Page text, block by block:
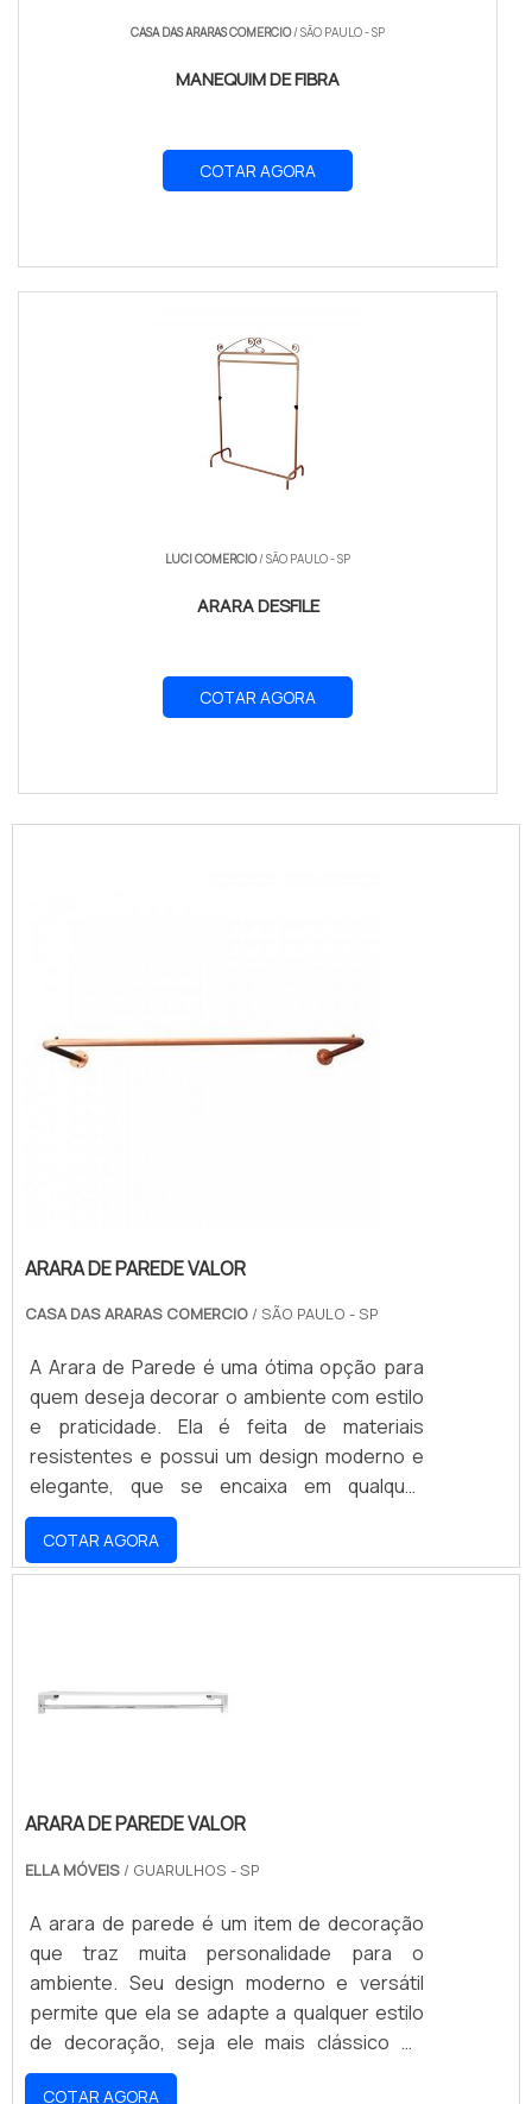
CASA DAS ARARAS COMERCIO/ SÃO PAULO - SP
MANEQUIM DE FIBRA
COTAR AGORA
LUCI COMERCIO/ SÃO PAULO - SP
ARARA DESFILE
COTAR AGORA
ARARA DE PAREDE VALOR
CASA DAS ARARAS COMERCIO / SÃO PAULO - SP
A Arara de Parede é uma ótima opção para
quem deseja decorar o ambiente com estilo
e praticidade. Ela é feita de materiais
resistentes e possui um design moderno e
elegante, que se encaixa em qualquer
decoração. Além disso, a Arara de Parede é
extremamente versátil, pois pode ser usada
para pendurar roupas, toalhas, acessórios e
ter um produto de qualidade.
COTAR AGORA
ARARA DE PAREDE VALOR
ELLA MÓVEIS / GUARULHOS - SP
A arara de parede é um item de decoração
que traz muita personalidade para o
ambiente. Seu design moderno e versátil
permite que ela se adapte a qualquer estilo
de decoração, seja ele mais clássico ou
contemporâneo. Além disso, ela é uma ótima
COTAR AGORA